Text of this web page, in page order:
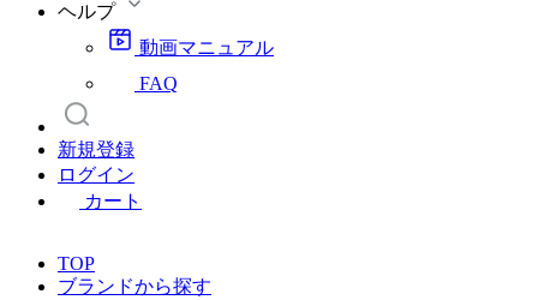
ヘルプ
動画マニュアル
FAQ
新規登録
ログイン
カート
TOP
ブランドから探す